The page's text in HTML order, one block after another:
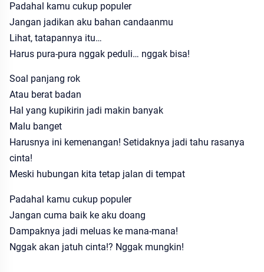
Padahal kamu cukup populer
Jangan jadikan aku bahan candaanmu
Lihat, tatapannya itu…
Harus pura-pura nggak peduli… nggak bisa!
Soal panjang rok
Atau berat badan
Hal yang kupikirin jadi makin banyak
Malu banget
Harusnya ini kemenangan! Setidaknya jadi tahu rasanya
cinta!
Meski hubungan kita tetap jalan di tempat
Padahal kamu cukup populer
Jangan cuma baik ke aku doang
Dampaknya jadi meluas ke mana-mana!
Nggak akan jatuh cinta!? Nggak mungkin!